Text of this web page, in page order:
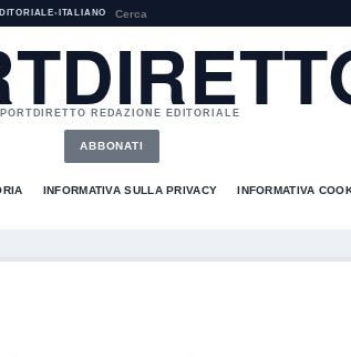
• ITALIANO
REDAZIONE EDITORIALE
ABBONATI
INFORMATIVA SULLA PRIVACY INFORMATIVA